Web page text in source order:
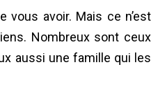
vous avoir. Mais ce n’est
Nombreux sont ceux
aussi une famille qui les